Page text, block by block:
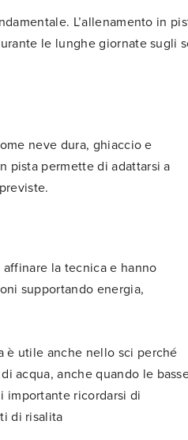
L’allenamento in
le lunghe giornate sugli
neve dura, ghiaccio e
pista permette di adattarsi a
la tecnica e hanno
supportando energia,
è utile anche nello sci perché
acqua, anche quando le
importante ricordarsi di
di risalita